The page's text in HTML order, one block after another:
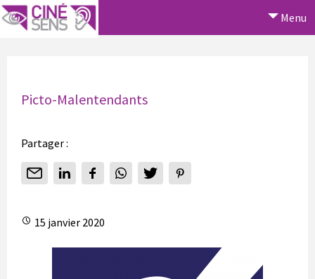
Menu
Picto-Malentendants
Partager :
15 janvier 2020